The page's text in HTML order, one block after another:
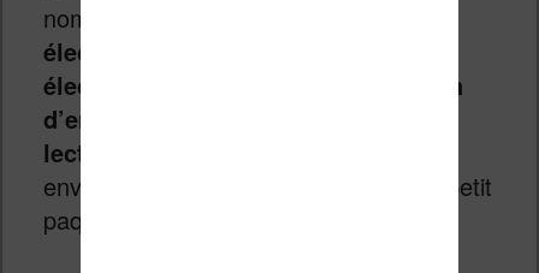
nom étrange «
électrique Portable lecteur de livre
électrique Portable 2.7 pouces écran
d’encre lecteur électrique Portable
lecteur MP3 Bluetooth
environ 8 jours avant de retrouver un petit
paquet dans ma boîte aux lettres.